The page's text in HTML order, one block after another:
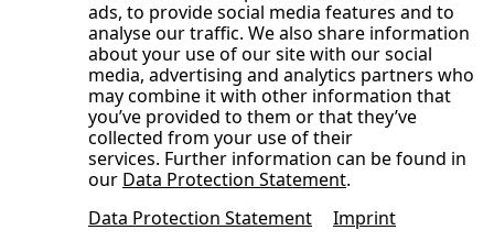
ads, to provide social media features and to
analyse our traffic. We also share information
about your use of our site with our social
media, advertising and analytics partners who
may combine it with other information that
you’ve provided to them or that they’ve
collected from your use of their
services. Further information can be found in
our Data Protection Statement.
Data Protection Statement
Imprint
IMPRESSUM
DATENSCHUTZERKLÄRUNG
UNSERE AUTOREN
KONTAKT